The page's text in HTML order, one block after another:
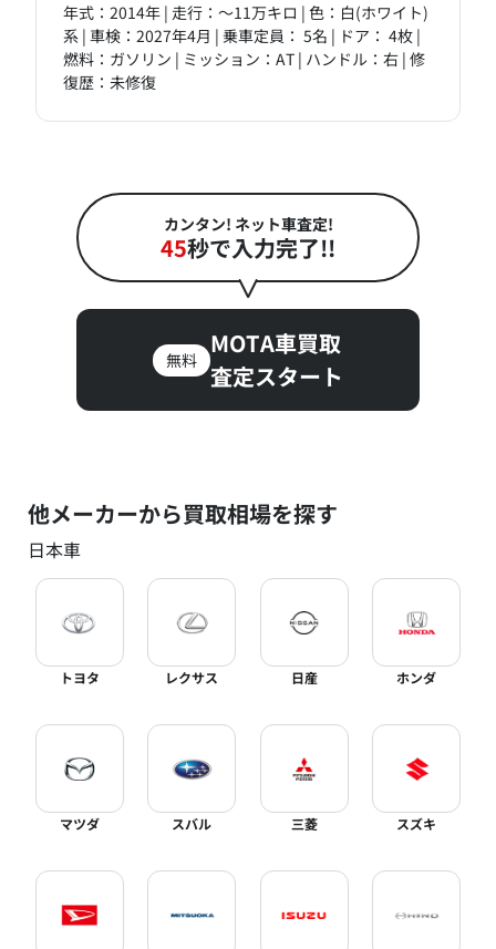
年式：2014年 | 走行：～11万キロ | 色：白(ホワイト)
系 | 車検：2027年4月 | 乗車定員： 5名 | ドア： 4枚 |
燃料：ガソリン | ミッション：AT | ハンドル：右 | 修
復歴：未修復
カンタン! ネット車査定!
45秒で入力完了!!
無料
MOTA車買取
査定スタート
他メーカーから買取相場を探す
日本車
トヨタ レクサス 日産 ホンダ
マツダ スバル 三菱 スズキ